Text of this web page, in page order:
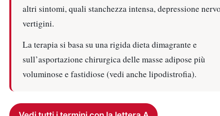
altri sintomi, quali stanchezza intensa, depressione
vertigini.
La terapia si basa su una rigida dieta dimagrante e
sull’asportazione chirurgica delle masse adipose più
voluminose e fastidiose (vedi anche lipodistrofia).